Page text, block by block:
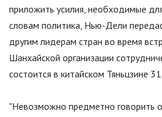
приложить усилия, необходимые
словам политика, Нью-Дели
другим лидерам стран во время
Шанхайской организации
состоится в китайском Тяньцзине
"Невозможно предметно говорить